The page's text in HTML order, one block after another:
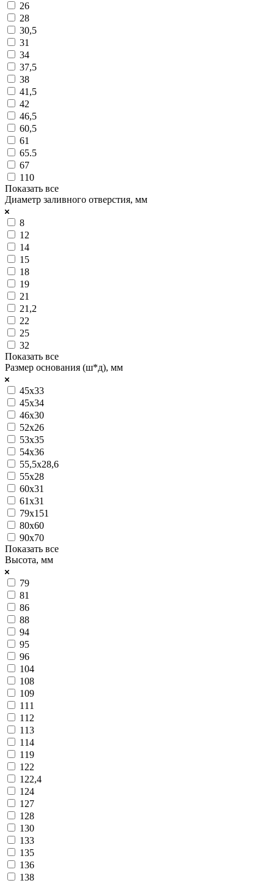
26
28
30,5
31
34
37,5
38
41,5
42
46,5
60,5
61
65.5
67
110
Показать все
Диаметр заливного отверстия, мм
8
12
14
15
18
19
21
21,2
22
25
32
Показать все
Размер основания (ш*д), мм
45х33
45х34
46х30
52х26
53х35
54х36
55,5х28,6
55х28
60х31
61х31
79х151
80х60
90х70
Показать все
Высота, мм
79
81
86
88
94
95
96
104
108
109
111
112
113
114
119
122
122,4
124
127
128
130
133
135
136
138